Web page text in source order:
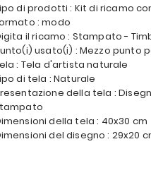
di prodotti : Kit di ricamo
: modo
il ricamo : Stampato -
usato(i) : Mezzo punto
: Tela d'artista naturale
di tela : Naturale
della tela :
della tela : 40x30 cm
del disegno : 29x20